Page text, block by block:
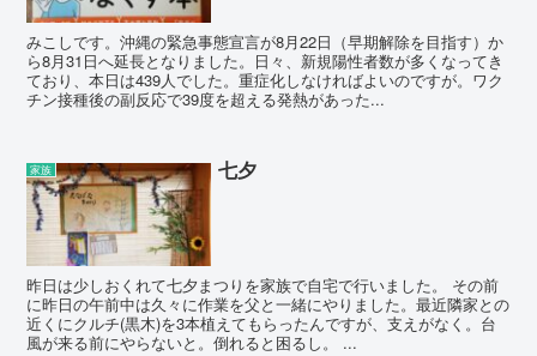
みこしです。沖縄の緊急事態宣言が8月22日（早期解除を目指す）か
ら8月31日へ延長となりました。日々、新規陽性者数が多くなってき
ており、本日は439人でした。重症化しなければよいのですが。ワク
チン接種後の副反応で39度を超える発熱があった...
家族 七夕
昨日は少しおくれて七夕まつりを家族で自宅で行いました。 その前
に昨日の午前中は久々に作業を父と一緒にやりました。最近隣家との
近くにクルチ(黒木)を3本植えてもらったんですが、支えがなく。台
風が来る前にやらないと。倒れると困るし。 ...